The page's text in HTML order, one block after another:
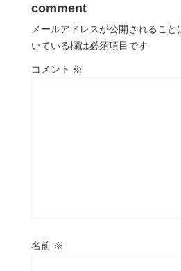
comment
メールアドレスが公開されること
いている欄は必須項目です
コメント ※
名前 ※